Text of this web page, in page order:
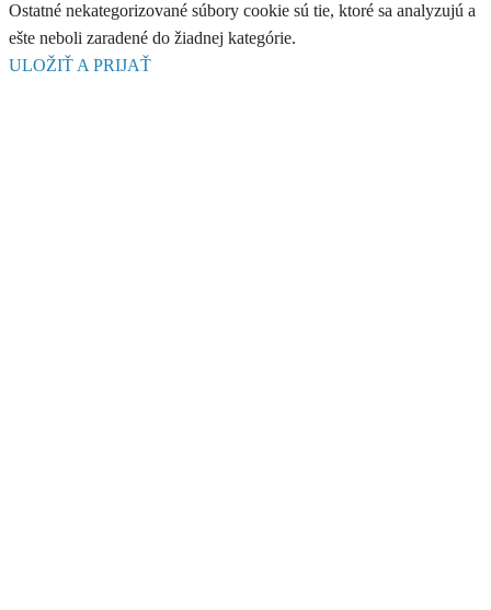
Ostatné nekategorizované súbory cookie sú tie, ktoré sa analyzujú a
ešte neboli zaradené do žiadnej kategórie.
ULOŽIŤ A PRIJAŤ